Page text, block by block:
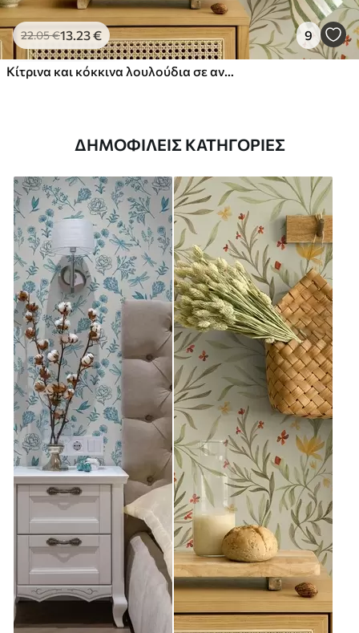
22.05€13.23€ 9
Κίτρινα και κόκκινα λουλούδια σε ανοιχτό πράσινο φόντο
ΔΗΜΟΦΙΛΕΊΣ ΚΑΤΗΓΟΡΊΕΣ